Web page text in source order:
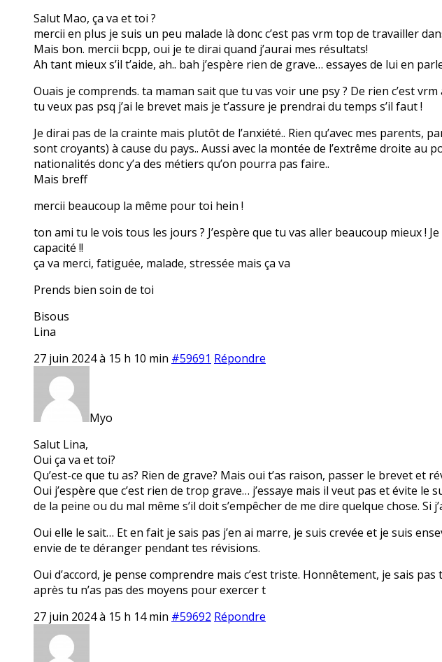
Salut Mao, ça va et toi ?
mercii en plus je suis un peu malade là donc c’est pas vrm top de travailler
Mais bon. mercii bcpp, oui je te dirai quand j’aurai mes résultats!
Ah tant mieux s’il t’aide, ah.. bah j’espère rien de grave… essayes de lui en
Ouais je comprends. ta maman sait que tu vas voir une psy ? De rien c’est
tu veux pas psq j’ai le brevet mais je t’assure je prendrai du temps s’il faut !
Je dirai pas de la crainte mais plutôt de l’anxiété.. Rien qu’avec mes parents,
sont croyants) à cause du pays.. Aussi avec la montée de l’extrême droite au
nationalités donc y’a des métiers qu’on pourra pas faire..
Mais breff
mercii beaucoup la même pour toi hein !
ton ami tu le vois tous les jours ? J’espère que tu vas aller beaucoup mieux !
capacité !!
ça va merci, fatiguée, malade, stressée mais ça va
Prends bien soin de toi
Bisous
Lina
27 juin 2024 à 15 h 10 min #59691 Répondre
Myo
Salut Lina,
Oui ça va et toi?
Qu’est-ce que tu as? Rien de grave? Mais oui t’as raison, passer le brevet et
Oui j’espère que c’est rien de trop grave… j’essaye mais il veut pas et évite
de la peine ou du mal même s’il doit s’empêcher de me dire quelque chose.
Oui elle le sait… Et en fait je sais pas j’en ai marre, je suis crevée et je suis
envie de te déranger pendant tes révisions.
Oui d’accord, je pense comprendre mais c’est triste. Honnêtement, je sais
après tu n’as pas des moyens pour exercer t
27 juin 2024 à 15 h 14 min #59692 Répondre